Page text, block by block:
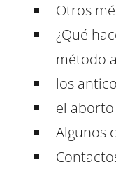
Otros
¿Qué
método
los
el aborto
Algunos